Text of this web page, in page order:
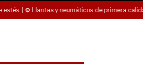
| ⚙️ Llantas y neumáticos de primera calidad.